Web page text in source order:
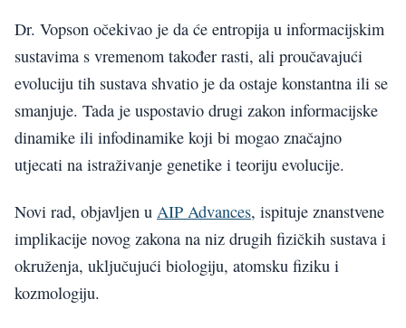
Dr. Vopson očekivao je da će entropija u informacijskim
sustavima s vremenom također rasti, ali proučavajući
evoluciju tih sustava shvatio je da ostaje konstantna ili se
smanjuje. Tada je uspostavio drugi zakon informacijske
dinamike ili infodinamike koji bi mogao značajno
utjecati na istraživanje genetike i teoriju evolucije.
Novi rad, objavljen u AIP Advances, ispituje znanstvene
implikacije novog zakona na niz drugih fizičkih sustava i
okruženja, uključujući biologiju, atomsku fiziku i
kozmologiju.